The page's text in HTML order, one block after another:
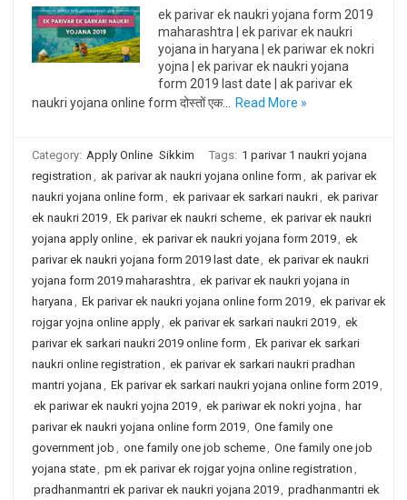
ek parivar ek naukri yojana form 2019
maharashtra | ek parivar ek naukri
yojana in haryana | ek pariwar ek nokri
yojna | ek parivar ek naukri yojana
form 2019 last date | ak parivar ek
naukri yojana online form दोस्तों एक…
Read More »
Category: Apply Online Sikkim Tags: 1 parivar 1 naukri yojana
registration , ak parivar ak naukri yojana online form , ak parivar ek
naukri yojana online form , ek parivaar ek sarkari naukri, ek parivar
ek naukri 2019, Ek parivar ek naukri scheme, ek parivar ek naukri
yojana apply online, ek parivar ek naukri yojana form 2019, ek
parivar ek naukri yojana form 2019 last date, ek parivar ek naukri
yojana form 2019 maharashtra , ek parivar ek naukri yojana in
haryana , Ek parivar ek naukri yojana online form 2019, ek parivar ek
rojgar yojna online apply, ek parivar ek sarkari naukri 2019, ek
parivar ek sarkari naukri 2019 online form , Ek parivar ek sarkari
naukri online registration , ek parivar ek sarkari naukri pradhan
mantri yojana , Ek parivar ek sarkari naukri yojana online form 2019,
ek pariwar ek naukri yojna 2019, ek pariwar ek nokri yojna , har
parivar ek naukri yojana online form 2019, One family one
government job , one family one job scheme, One family one job
yojana state, pm ek parivar ek rojgar yojna online registration ,
pradhanmantri ek parivar ek naukri yojana 2019, pradhanmantri ek